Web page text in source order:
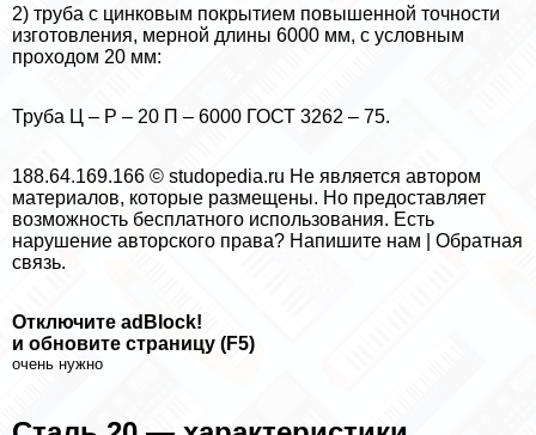
2) труба с цинковым покрытием повышенной точности
изготовления, мерной длины 6000 мм, с условным
проходом 20 мм:
Труба Ц – Р – 20 П – 6000 ГОСТ 3262 – 75.
188.64.169.166 © studopedia.ru Не является автором
материалов, которые размещены. Но предоставляет
возможность бесплатного использования. Есть
нарушение авторского права? Напишите нам | Обратная
связь.
Отключите adBlock!
и обновите страницу (F5)
очень нужно